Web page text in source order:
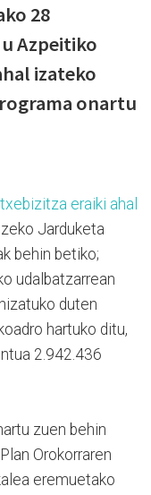
28
Azpeitiko
izateko
onartu
eraiki ahal
Jarduketa
behin betiko;
udalbatzarrean
duten
hartuko ditu,
2.942.436
zuen behin
Orokorraren
eremuetako